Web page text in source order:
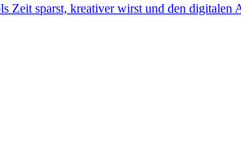
sparst, kreativer wirst und den digitalen